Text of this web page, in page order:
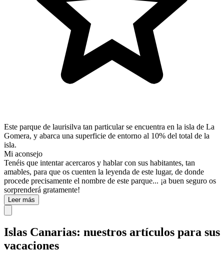
Este parque de laurisilva tan particular se encuentra en la isla de La
Gomera, y abarca una superficie de entorno al 10% del total de la
isla.
Mi aconsejo
Tenéis que intentar acercaros y hablar con sus habitantes, tan
amables, para que os cuenten la leyenda de este lugar, de donde
procede precisamente el nombre de este parque... ¡a buen seguro os
sorprenderá gratamente!
Leer más
Islas Canarias: nuestros artículos para sus
vacaciones